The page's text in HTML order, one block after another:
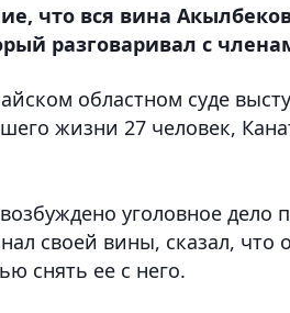
что вся вина
разговаривал с
областном суде
жизни 27 человек,
уголовное дело
своей вины, сказал,
снять ее с него.